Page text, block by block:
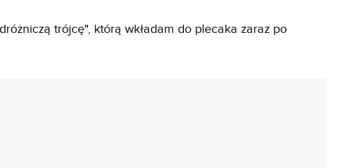
trójcę", którą wkładam do plecaka zaraz po